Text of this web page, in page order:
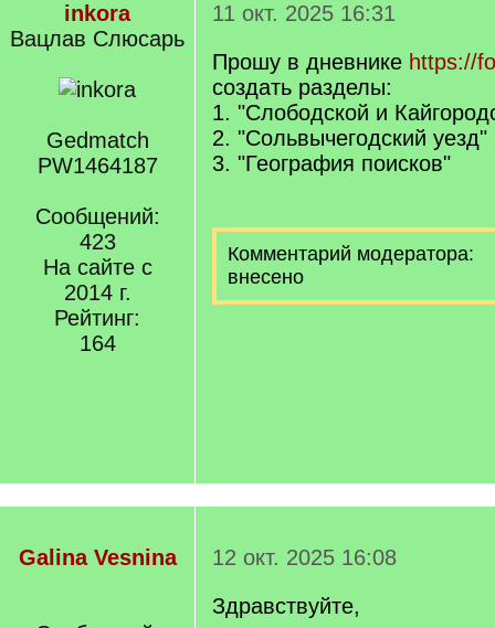
inkora
Вацлав Слюсарь
Gedmatch
PW1464187
Сообщений:
423
На сайте с
2014 г.
Рейтинг:
164
11 окт. 2025 16:31
Прошу в дневнике https://
создать разделы:
1. "Слободской и
2. "Сольвычегодский уезд"
3. "География поисков"
Комментарий модератора:
внесено
Galina Vesnina
12 окт. 2025 16:08
Здравствуйте,